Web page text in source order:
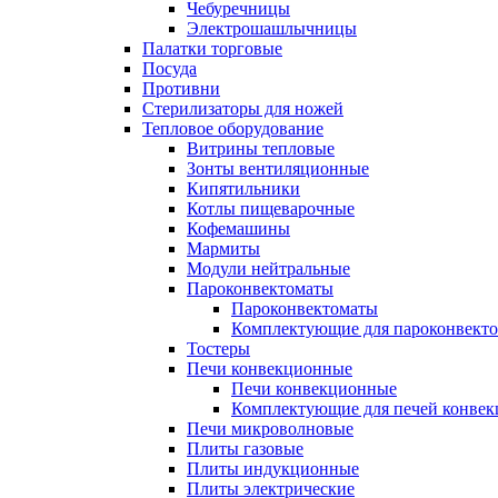
Чебуречницы
Электрошашлычницы
Палатки торговые
Посуда
Противни
Стерилизаторы для ножей
Тепловое оборудование
Витрины тепловые
Зонты вентиляционные
Кипятильники
Котлы пищеварочные
Кофемашины
Мармиты
Модули нейтральные
Пароконвектоматы
Пароконвектоматы
Комплектующие для
Тостеры
Печи конвекционные
Печи конвекционные
Комплектующие для печей
Печи микроволновые
Плиты газовые
Плиты индукционные
Плиты электрические